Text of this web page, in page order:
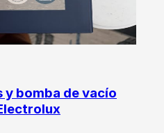
y bomba de vacío